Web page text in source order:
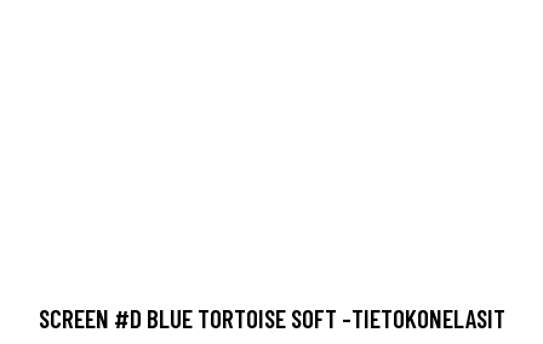
SCREEN #D BLUE TORTOISE SOFT -TIETOKONELASIT